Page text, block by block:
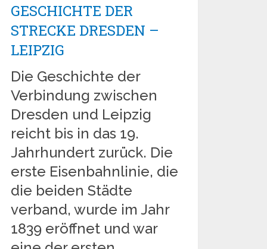
GESCHICHTE DER
STRECKE DRESDEN –
LEIPZIG
Die Geschichte der
Verbindung zwischen
Dresden und Leipzig
reicht bis in das 19.
Jahrhundert zurück. Die
erste Eisenbahnlinie, die
die beiden Städte
verband, wurde im Jahr
1839 eröffnet und war